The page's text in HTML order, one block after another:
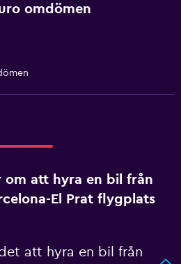
omdömen
om att hyra en bil från
El Prat flygplats
att hyra en bil från